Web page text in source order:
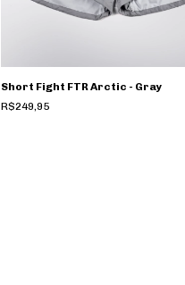
Short Fight FTR Arctic - Gray
R$249,95